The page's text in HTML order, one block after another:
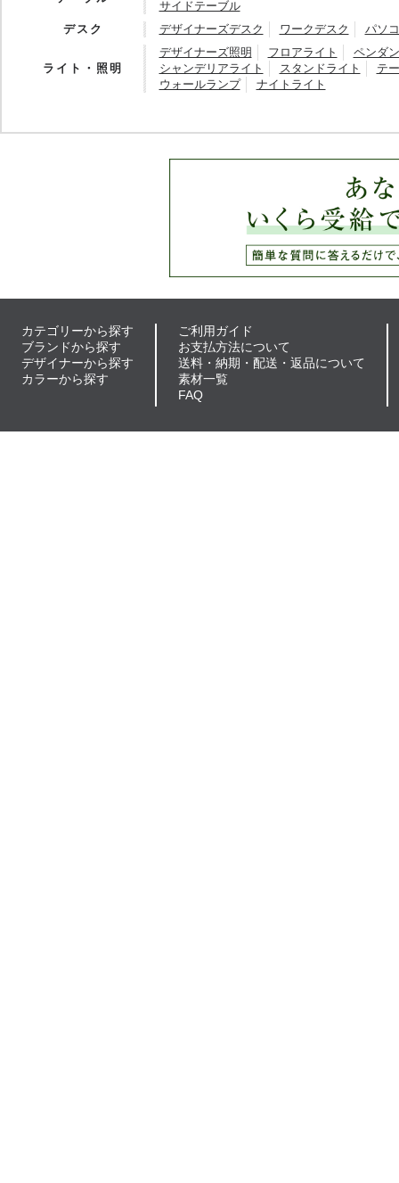
サイドテーブル
デスク
デザイナーズデスク ワークデスク パソ
ライト・照明
デザイナーズ照明 フロアライト
ペンダ
シャンデリアライト
スタンドライト
テ
ウォールランプ
ナイトライト
カテゴリーから探す
ブランドから探す
デザイナーから探す
カラーから探す
ご利用ガイド
お支払方法について
送料・納期・配送・返品について
素材一覧
FAQ